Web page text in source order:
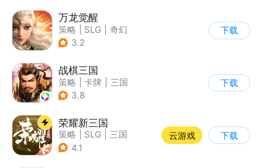
万龙觉醒
策略 SLG
奇幻
| 千人同屏
3.2
下载
战棋三国
策略 卡牌
三国
| 学习教育
3.8
下载
荣耀新三国
策略 SLG
三国
| 中国风
4.1
云游戏 下载